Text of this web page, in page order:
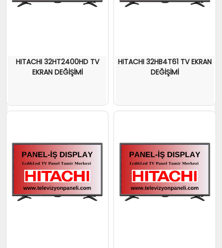
HITACHI 32HT2400HD TV
EKRAN DEĞİŞİMİ
HITACHI 32HB4T61 TV EKRAN
DEĞİŞİMİ